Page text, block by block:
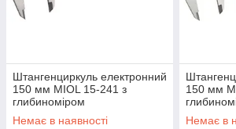
Штангенциркуль електронний
150 мм MIOL 15-241 з
глибиноміром
Немає в наявності
150 мм
Немає в